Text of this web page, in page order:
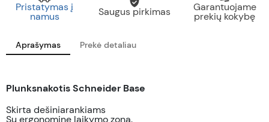
Pristatymas į
namus Saugus pirkimas Garantuojame
prekių kokybę
Aprašymas Prekė detaliau
Plunksnakotis Schneider Base
Skirta dešiniarankiams
Su ergonomine laikymo zona.